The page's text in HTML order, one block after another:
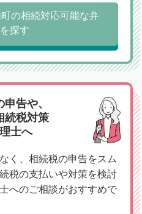
の相続対応可能な弁
探す
告や、
続税対策
士へ
く、相続税の申告をスム
税の支払いや対策を検討
へのご相談がおすすめで